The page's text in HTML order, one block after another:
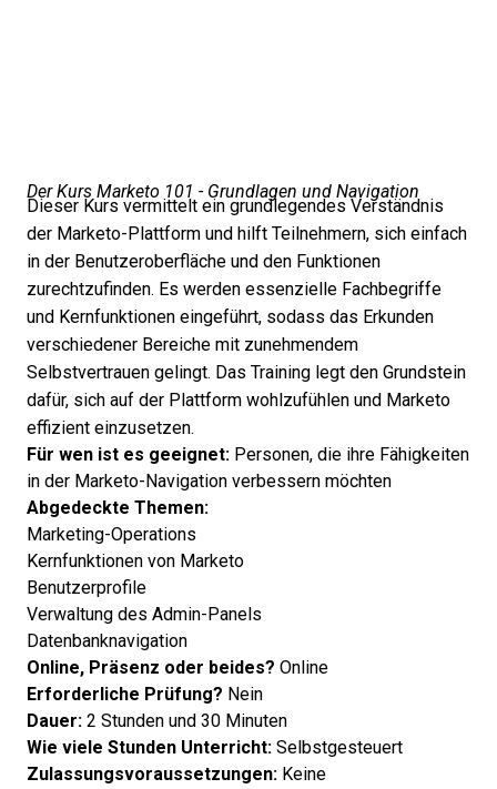
Der Kurs Marketo 101 - Grundlagen und Navigation
Dieser Kurs vermittelt ein grundlegendes Verständnis
der Marketo-Plattform und hilft Teilnehmern, sich einfach
in der Benutzeroberfläche und den Funktionen
zurechtzufinden. Es werden essenzielle Fachbegriffe
und Kernfunktionen eingeführt, sodass das Erkunden
verschiedener Bereiche mit zunehmendem
Selbstvertrauen gelingt. Das Training legt den Grundstein
dafür, sich auf der Plattform wohlzufühlen und Marketo
effizient einzusetzen.
Für wen ist es geeignet: Personen, die ihre Fähigkeiten
in der Marketo-Navigation verbessern möchten
Abgedeckte Themen:
Marketing-Operations
Kernfunktionen von Marketo
Benutzerprofile
Verwaltung des Admin-Panels
Datenbanknavigation
Online, Präsenz oder beides? Online
Erforderliche Prüfung? Nein
Dauer: 2 Stunden und 30 Minuten
Wie viele Stunden Unterricht: Selbstgesteuert
Zulassungsvoraussetzungen: Keine